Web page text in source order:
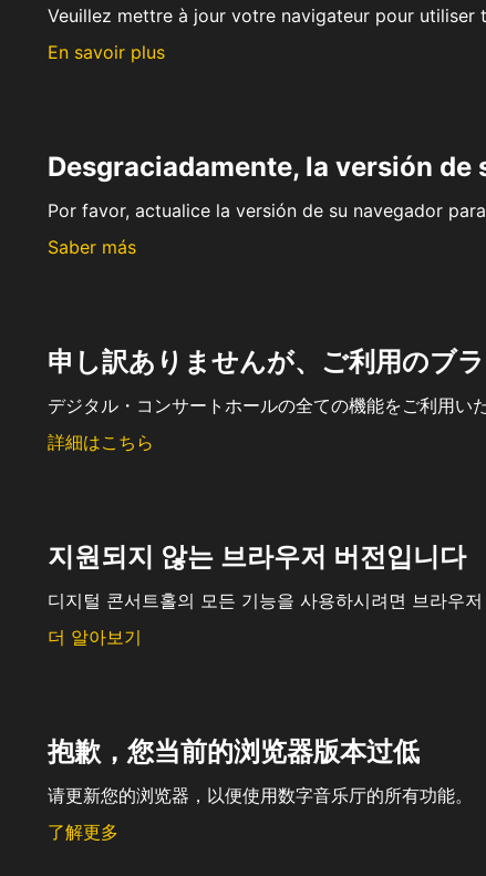
Veuillez mettre à jour votre navigateur pour
En savoir plus
Desgraciadamente, la versión de
Por favor, actualice la versión de su navegador
Saber más
申し訳ありませんが、ご利用のブ
デジタル・コンサートホールの全ての機能をご利用い
詳細はこちら
지원되지 않는 브라우저 버전입니다
디지털 콘서트홀의 모든 기능을 사용하시려면 브라우
더 알아보기
抱歉，您当前的浏览器版本过低
请更新您的浏览器，以便使用数字音乐厅的所有功能。
了解更多